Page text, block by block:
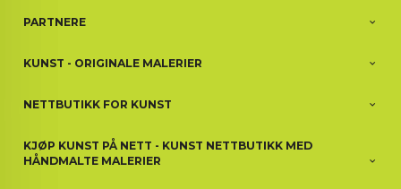
PARTNERE
KUNST - ORIGINALE MALERIER
NETTBUTIKK FOR KUNST
KJØP KUNST PÅ NETT - KUNST NETTBUTIKK MED
HÅNDMALTE MALERIER